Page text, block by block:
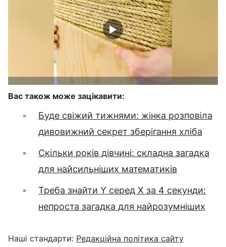
Вас також може зацікавити:
Буде свіжий тижнями: жінка розповіла
дивовижний секрет зберігання хліба
Скільки років дівчині: складна загадка
для найсильніших математиків
Треба знайти Y серед X за 4 секунди:
непроста загадка для найрозумніших
Наші стандарти: Редакційна політика сайту